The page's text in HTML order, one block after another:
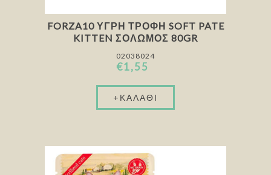
FORZA10 ΥΓΡΉ ΤΡΟΦΉ SOFT PATE
KITTEN ΣΟΛΩΜΌΣ 80GR
02038024
€1,55